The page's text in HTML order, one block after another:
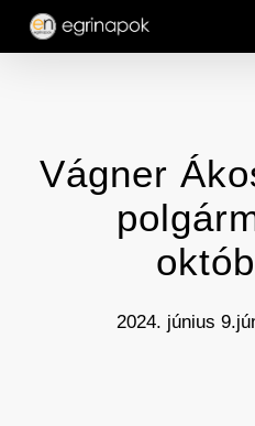
Skip
Vágner
2024. június 9.